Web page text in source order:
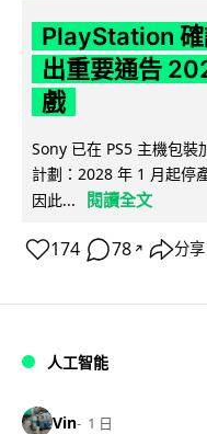
PlayStation 確
出重要通告
戲
Sony 已在 PS5 主機包
計劃：2028 年 1 月起停
因此...
閱讀全文
174 78 ↗ 分享
人工智能
Vin 1 日